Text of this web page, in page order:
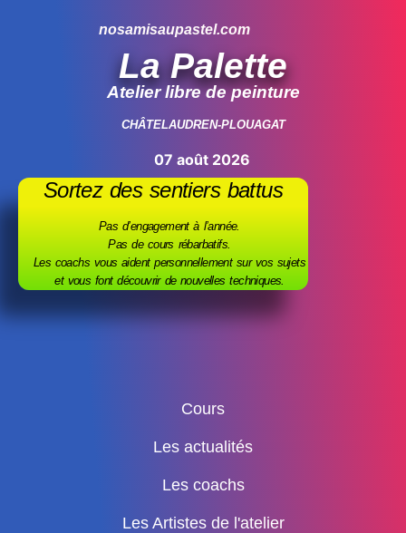
nosamisaupastel.com
La Palette
Atelier libre de peinture
CHÂTELAUDREN-PLOUAGAT
07 août 2026
Sortez des sentiers battus
Pas d’engagement à l’année.
Pas de cours rébarbatifs.
Les coachs vous aident personnellement sur vos sujets
et vous font découvrir de nouvelles techniques.
Cours
Les actualités
Les coachs
Les Artistes de l'atelier